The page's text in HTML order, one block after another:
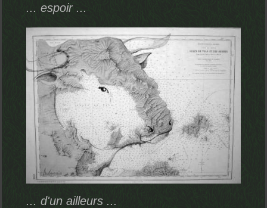
... espoir ...
... d'un ailleurs ...